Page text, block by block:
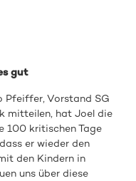
gut
Pfeiffer, Vorstand SG
mitteilen, hat Joel die
100 kritischen Tage
er wieder den
den Kindern in
uns über diese